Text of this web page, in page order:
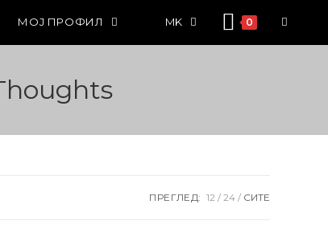
МОЈ ПРОФИЛ MK 0
ПРЕГЛЕД: 12 24 СИТЕ